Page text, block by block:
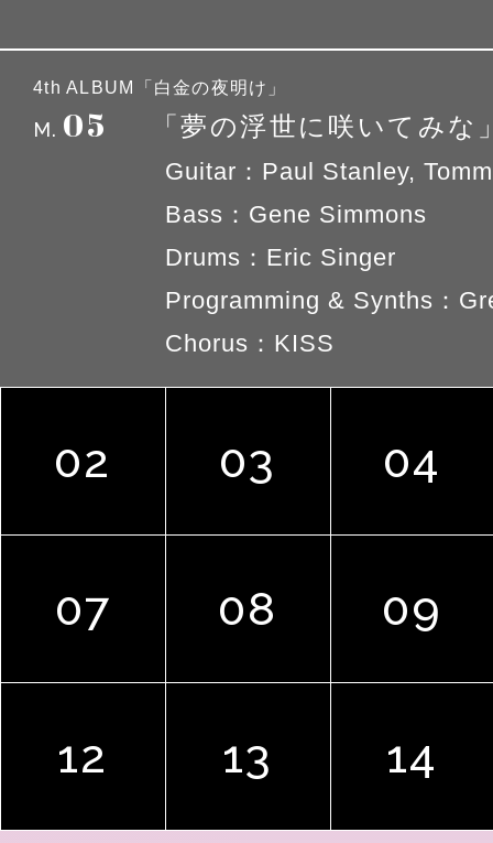
4th ALBUM「白金の夜明け」
M. 05 「夢の浮世に咲いてみな
Guitar：Paul Stanley,
Bass：Gene Simmons
Drums：Eric Singer
Programming & Synths：
Chorus：KISS
02 03 04
07 08 09
12 13 14